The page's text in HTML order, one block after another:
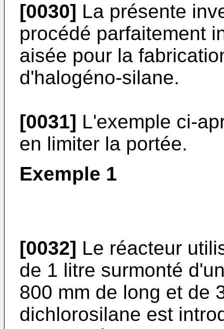
[0030] La présente
procédé parfaitement
aisée pour la
d'halogéno-silane.
[0031] L'exemple ci-
en limiter la portée.
Exemple 1
[0032] Le réacteur
de 1 litre surmonté
800 mm de long et de
dichlorosilane est